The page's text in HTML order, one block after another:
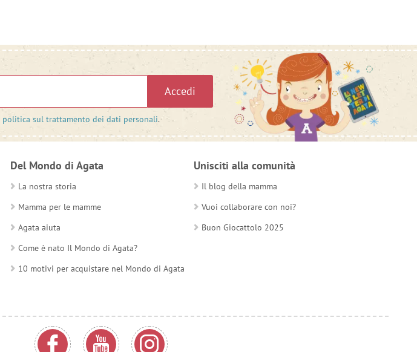
Accedi
politica sul trattamento dei dati personali.
Del Mondo di Agata
La nostra storia
Mamma per le mamme
Agata aiuta
Come è nato Il Mondo di Agata?
10 motivi per acquistare nel Mondo di Agata
Unisciti alla comunità
Il blog della mamma
Vuoi collaborare con noi?
Buon Giocattolo 2025